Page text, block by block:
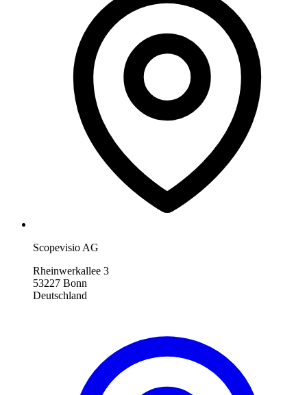
Scopevisio AG
Rheinwerkallee 3
53227 Bonn
Deutschland